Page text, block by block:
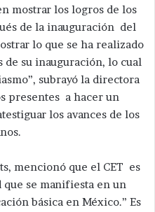
mostrar los logros de los
de la inauguración del
lo que se ha realizado
de su inauguración, lo cual
subrayó la directora
presentes a hacer un
los avances de los
mencionó que el CET es
se manifiesta en un
básica en México.” Es